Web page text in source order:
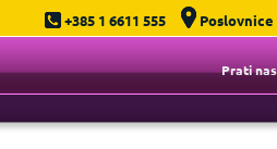
+385 1 6611 555 Poslovnice
Prati